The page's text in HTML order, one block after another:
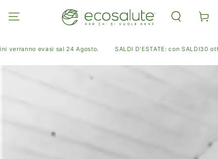
CONTENUTO
Carello
evasi sal 24 Agosto. SALDI D'ESTATE: con SALDI30